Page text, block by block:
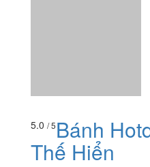
5.0 / 5Bánh
Thế Hiển